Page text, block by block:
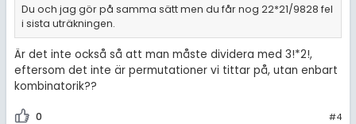
Du och jag gör på samma sätt men du får nog 22*21/9828 fel
i sista uträkningen.
Är det inte också så att man måste dividera med 3!*2!,
eftersom det inte är permutationer vi tittar på, utan enbart
kombinatorik??
0 #4